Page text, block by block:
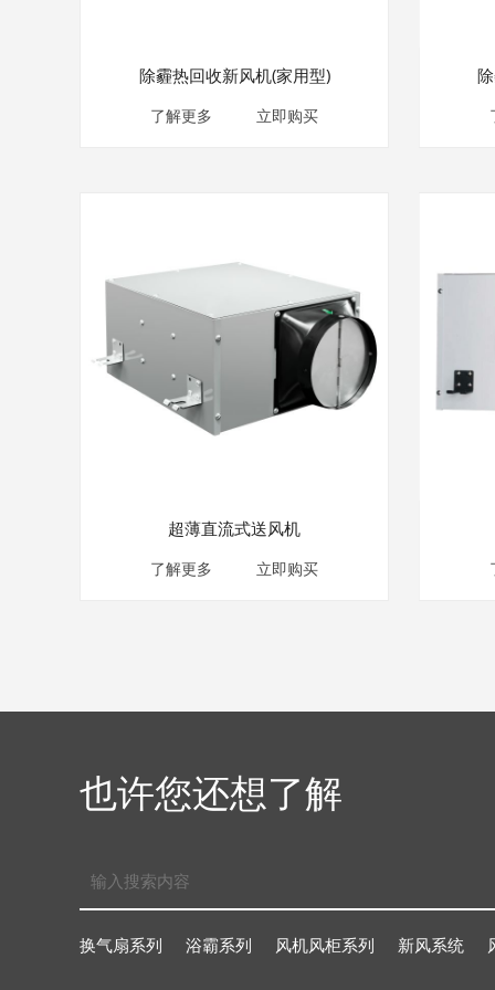
除霾热回收新风机(家用型)
了解更多 立即购买
超薄直流式送风机
了解更多 立即购买
也许您还想了解
换气扇系列 浴霸系列 风机风柜系列 新风系统